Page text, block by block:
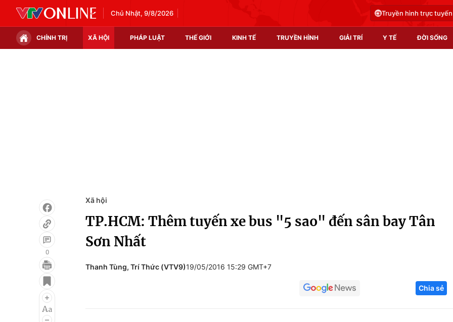
Chủ Nhật, 9/8/2026 Truyền hình trực tuyến
CHÍNH TRỊ XÃ HỘI PHÁP LUẬT THẾ GIỚI KINH TẾ TRUYỀN HÌNH GIẢI TRÍ Y TẾ ĐỜI SỐNG
Infographic
Điện ảnh
Âm nhạc
Tuyển sinh
Hitech Công
0
Xã hội
TP.HCM: Thêm tuyến xe bus "5 sao" đến sân bay Tân
Sơn Nhất
Thanh Tùng, Trí Thức (VTV9)19/05/2016 15:29 GMT+7
Chia sẻ